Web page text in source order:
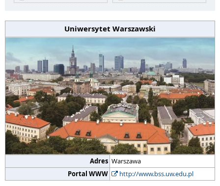
Uniwersytet Warszawski
Adres Warszawa
Portal WWW
http://www.bss.uw.edu.pl